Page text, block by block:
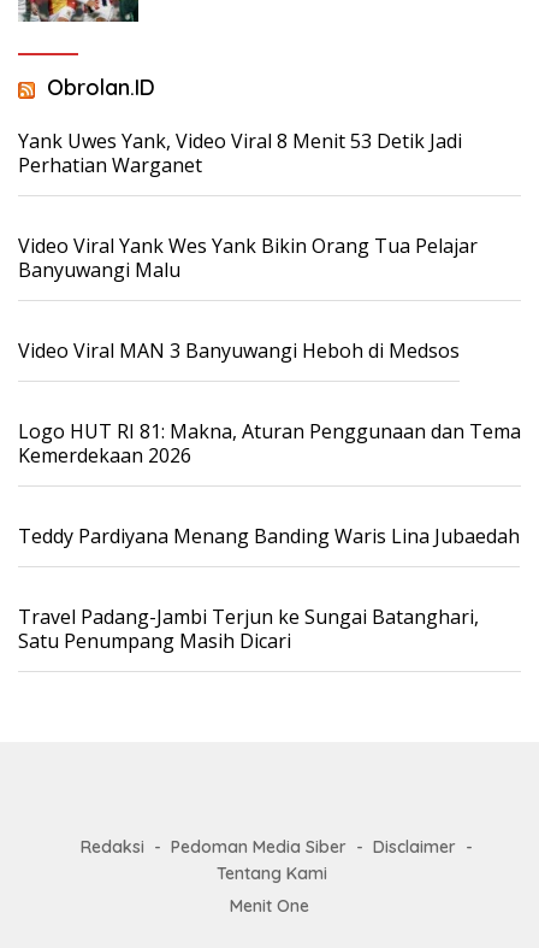
Obrolan.ID
Yank Uwes Yank, Video Viral 8 Menit 53 Detik Jadi
Perhatian Warganet
Video Viral Yank Wes Yank Bikin Orang Tua Pelajar
Banyuwangi Malu
Video Viral MAN 3 Banyuwangi Heboh di Medsos
Logo HUT RI 81: Makna, Aturan Penggunaan dan Tema
Kemerdekaan 2026
Teddy Pardiyana Menang Banding Waris Lina Jubaedah
Travel Padang-Jambi Terjun ke Sungai Batanghari,
Satu Penumpang Masih Dicari
Redaksi Pedoman Media Siber
Disclaimer
Tentang Kami
Menit One